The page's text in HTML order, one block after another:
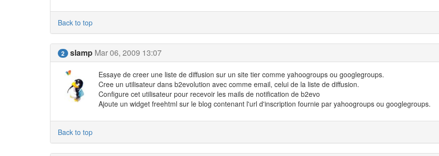
Back to top
2 slamp Mar 06, 2009 13:07
Essaye de creer une liste de diffusion sur un site tier comme yahoogroups ou googlegroups.
Cree un utilisateur dans b2evolution avec comme email, celui de la liste de diffusion.
Configure cet utilisateur pour recevoir les mails de notification de b2evo
Ajoute un widget freehtml sur le blog contenant l'url d'inscription fournie par yahoogroups ou googlegroups.
Back to top